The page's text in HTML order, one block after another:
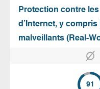
Protection contre
d’Internet, y
malveillants (Real-
91